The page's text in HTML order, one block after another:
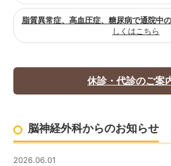
脂質異常症、高血圧症、糖尿病で通院中
しくはこちら
休診・代診のご案
脳神経外科からのお知らせ
2026.06.01